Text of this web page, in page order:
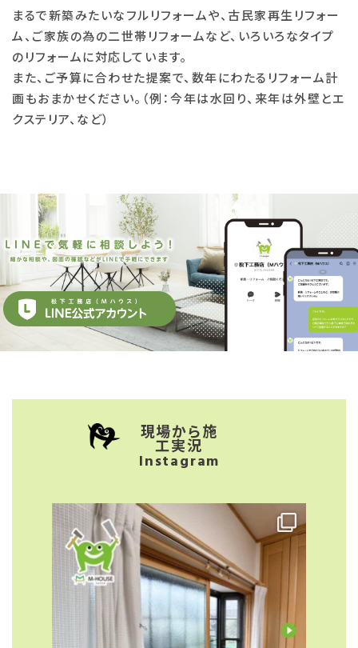
まるで新築みたいなフルリフォームや、古民家再生リフォー
ム、ご家族の為の二世帯リフォームなど、 いろいろなタイプ
のリフォームに対応しています。
また、ご予算に合わせた提案で、数年にわたるリフォーム計
画もおまかせください。 （例：今年は水回り、来年は外壁とエ
クステリア、など）
現場から施
工実況
Instagram